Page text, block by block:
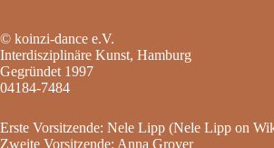
© koinzi-dance e.V.
Interdisziplinäre Kunst, Hamburg
Gegründet 1997
04184-7484
Erste Vorsitzende: Nele Lipp (Nele Lipp on
Zweite Vorsitzende: Anna Grover